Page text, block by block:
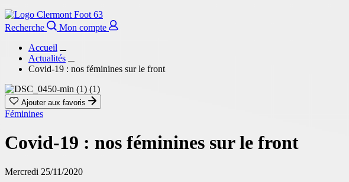
Recherche
Mon compte
Accueil
Actualités
Covid-19 : nos féminines sur le front
Ajouter aux favoris
Féminines
Covid-19 : nos féminines sur le front
Mercredi 25/11/2020